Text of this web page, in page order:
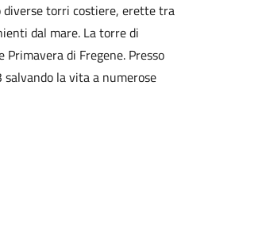
diverse torri costiere, erette tra
dal mare. La torre di
Primavera di Fregene. Presso
la vita a numerose